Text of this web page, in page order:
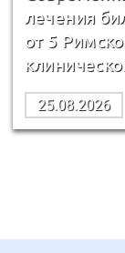
лечения
от 5
25.08.2026